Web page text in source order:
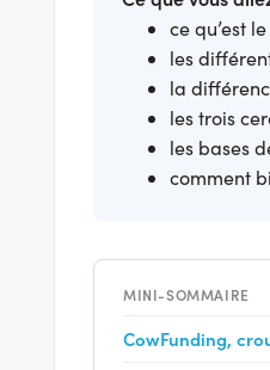
ce qu’est
les
la
les trois
les bases
comment
MINI-SOMMAIRE
CowFunding,